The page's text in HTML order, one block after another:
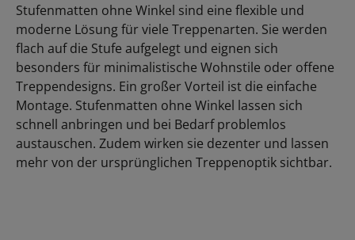
Stufenmatten ohne Winkel sind eine flexible und
moderne Lösung für viele Treppenarten. Sie werden
flach auf die Stufe aufgelegt und eignen sich
besonders für minimalistische Wohnstile oder offene
Treppendesigns. Ein großer Vorteil ist die einfache
Montage. Stufenmatten ohne Winkel lassen sich
schnell anbringen und bei Bedarf problemlos
austauschen. Zudem wirken sie dezenter und lassen
mehr von der ursprünglichen Treppenoptik sichtbar.